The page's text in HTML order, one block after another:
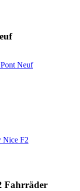
Neuf
Nice F2
Fahrräder